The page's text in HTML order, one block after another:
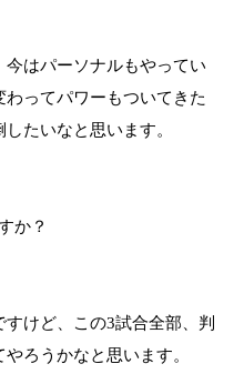
はパーソナルもやってい
ってパワーもついてきた
たいなと思います。
か？
けど、この3試合全部、判
ろうかなと思います。